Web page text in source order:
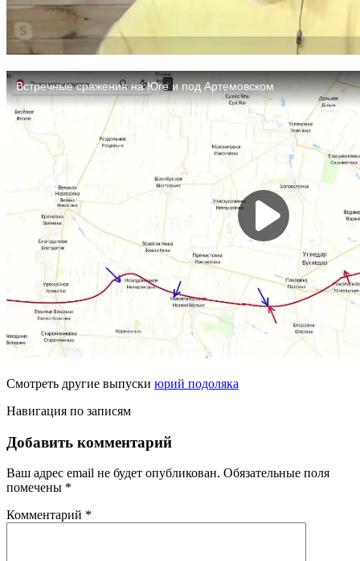
Смотреть другие выпуски юрий подоляка
Навигация по записям
Добавить комментарий
Ваш адрес email не будет опубликован. Обязательные поля
помечены *
Комментарий *